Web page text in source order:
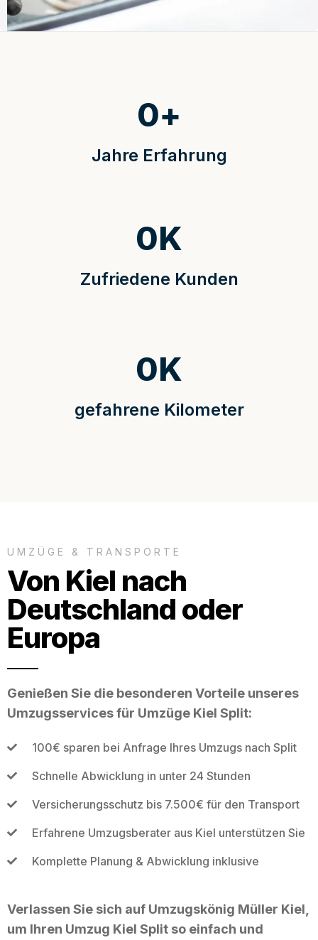
Jahre Erfahrung
0+
Zufriedene Kunden
0K
gefahrene Kilometer
0K
UMZÜGE & TRANSPORTE
Von Kiel nach
Deutschland oder
Europa
Genießen Sie die besonderen Vorteile unseres
Umzugsservices für Umzüge Kiel Split:
100€ sparen bei Anfrage Ihres Umzugs nach Split
Schnelle Abwicklung in unter 24 Stunden
Versicherungsschutz bis 7.500€ für den Transport
Erfahrene Umzugsberater aus Kiel unterstützen Sie
Komplette Planung & Abwicklung inklusive
Verlassen Sie sich auf Umzugskönig Müller Kiel,
um Ihren Umzug Kiel Split so einfach und